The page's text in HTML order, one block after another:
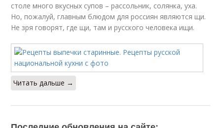
столе много вкусных супов – рассольник, солянка, уха.
Но, пожалуй, главным блюдом для россиян являются щи.
Не зря говорят, где щи, там и русского человека ищи.
Читать дальше →